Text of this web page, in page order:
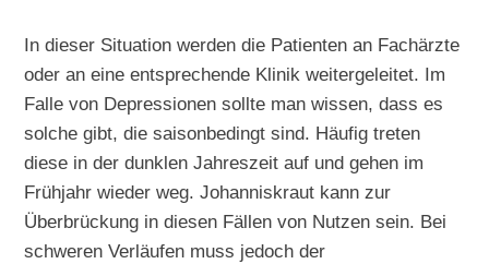
In dieser Situation werden die Patienten an Fachärzte
oder an eine entsprechende Klinik weitergeleitet. Im
Falle von Depressionen sollte man wissen, dass es
solche gibt, die saisonbedingt sind. Häufig treten
diese in der dunklen Jahreszeit auf und gehen im
Frühjahr wieder weg. Johanniskraut kann zur
Überbrückung in diesen Fällen von Nutzen sein. Bei
schweren Verläufen muss jedoch der